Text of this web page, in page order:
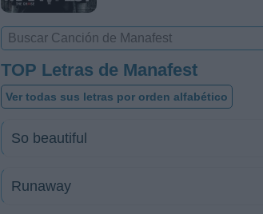
TOP Letras de Manafest
Ver todas sus letras por orden alfabético
So beautiful
Runaway